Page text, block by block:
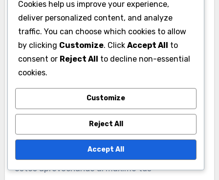
Comienza analizando los recursos que tienes
disponibles, incluyendo oro, comida, madera y
piedra. Asigna estos recursos en función de las
mejoras que proporcionarán los beneficios más
significativos para tu estilo de juego.
Utiliza las recompensas de los cofres de
eventos de manera estratégica. Si recibes una
gran cantidad de un recurso específico de un
evento, considera invertirlo en mejoras que
requieran ese tipo de recurso. Esto asegura que
estés aprovechando al máximo tus
Cookies help us improve your experience,
deliver personalized content, and analyze
traffic. You can choose which cookies to allow
by clicking Customize. Click Accept All to
consent or Reject All to decline non-essential
cookies.
Customize
Reject All
Accept All